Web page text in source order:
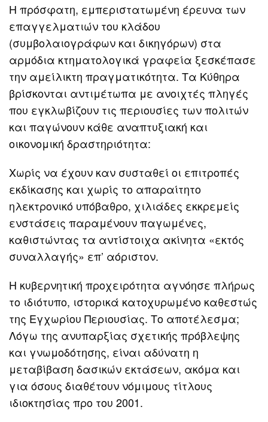
Η πρόσφατη, εμπεριστατωμένη έρευνα των
επαγγελματιών του κλάδου
(συμβολαιογράφων και δικηγόρων) στα
αρμόδια κτηματολογικά γραφεία ξεσκέπασε
την αμείλικτη πραγματικότητα. Τα Κύθηρα
βρίσκονται αντιμέτωπα με ανοιχτές πληγές
που εγκλωβίζουν τις περιουσίες των πολιτών
και παγώνουν κάθε αναπτυξιακή και
οικονομική δραστηριότητα:
Χωρίς να έχουν καν συσταθεί οι επιτροπές
εκδίκασης και χωρίς το απαραίτητο
ηλεκτρονικό υπόβαθρο, χιλιάδες εκκρεμείς
ενστάσεις παραμένουν παγωμένες,
καθιστώντας τα αντίστοιχα ακίνητα «εκτός
συναλλαγής» επ’ αόριστον.
Η κυβερνητική προχειρότητα αγνόησε πλήρως
το ιδιότυπο, ιστορικά κατοχυρωμένο καθεστώς
της Εγχωρίου Περιουσίας. Το αποτέλεσμα;
Λόγω της ανυπαρξίας σχετικής πρόβλεψης
και γνωμοδότησης, είναι αδύνατη η
μεταβίβαση δασικών εκτάσεων, ακόμα και
για όσους διαθέτουν νόμιμους τίτλους
ιδιοκτησίας προ του 2001.